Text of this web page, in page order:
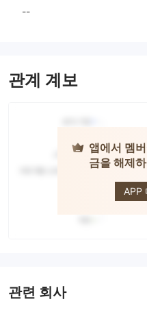
--
관계 계보
앱에서 멤
금을 해제
APP
관련 회사